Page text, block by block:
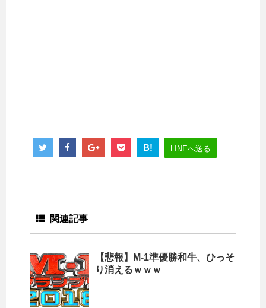
B! LINEへ送る
関連記事
【悲報】M-1準優勝和牛、ひっそ
り消えるｗｗｗ